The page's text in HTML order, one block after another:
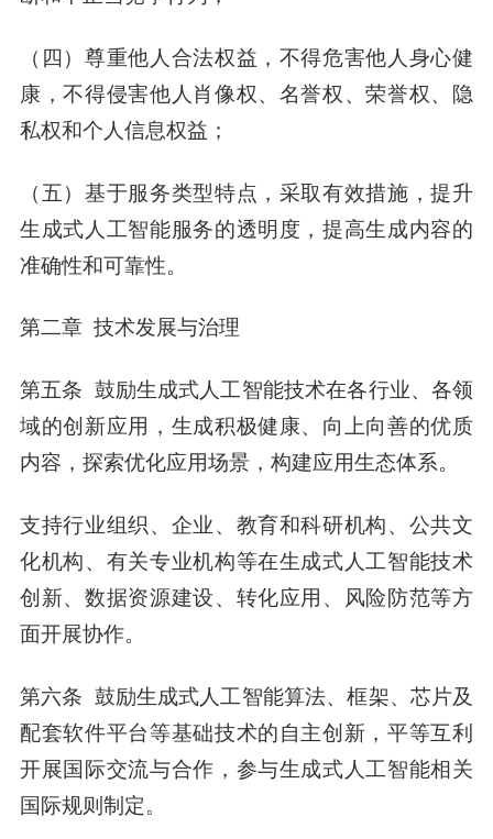
（四）尊重他人合法权益，不得危害他人身心健
康，不得侵害他人肖像权、名誉权、荣誉权、隐
私权和个人信息权益；
（五）基于服务类型特点，采取有效措施，提升
生成式人工智能服务的透明度，提高生成内容的
准确性和可靠性。
第二章 技术发展与治理
第五条 鼓励生成式人工智能技术在各行业、各领
域的创新应用，生成积极健康、向上向善的优质
内容，探索优化应用场景，构建应用生态体系。
支持行业组织、企业、教育和科研机构、公共文
化机构、有关专业机构等在生成式人工智能技术
创新、数据资源建设、转化应用、风险防范等方
面开展协作。
第六条 鼓励生成式人工智能算法、框架、芯片及
配套软件平台等基础技术的自主创新，平等互利
开展国际交流与合作，参与生成式人工智能相关
国际规则制定。